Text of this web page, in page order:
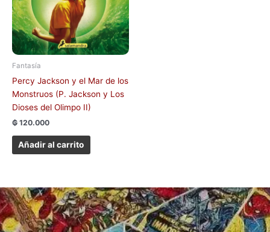
Fantasía
Percy Jackson y el Mar de los
Monstruos (P. Jackson y Los
Dioses del Olimpo II)
₲ 120.000
Añadir al carrito